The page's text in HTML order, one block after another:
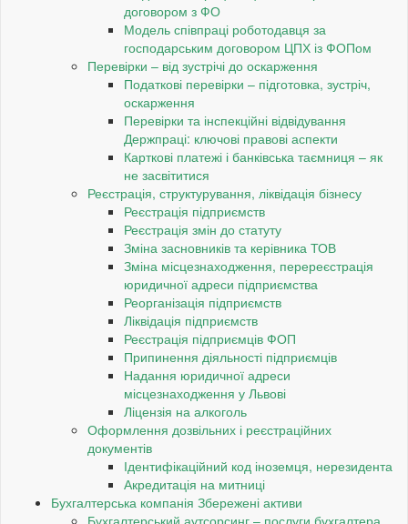
договором з ФО
Модель співпраці роботодавця за
господарським договором ЦПХ із ФОПом
Перевірки – від зустрічі до оскарження
Податкові перевірки – підготовка, зустріч,
оскарження
Перевірки та інспекційні відвідування
Держпраці: ключові правові аспекти
Карткові платежі і банківська таємниця – як
не засвітитися
Реєстрація, структурування, ліквідація бізнесу
Реєстрація підприємств
Реєстрація змін до статуту
Зміна засновників та керівника ТОВ
Зміна місцезнаходження, перереєстрація
юридичної адреси підприємства
Реорганізація підприємств
Ліквідація підприємств
Реєстрація підприємців ФОП
Припинення діяльності підприємців
Надання юридичної адреси
місцезнаходження у Львові
Ліцензія на алкоголь
Оформлення дозвільних і реєстраційних
документів
Ідентифікаційний код іноземця, нерезидента
Акредитація на митниці
Бухгалтерська компанія Збережені активи